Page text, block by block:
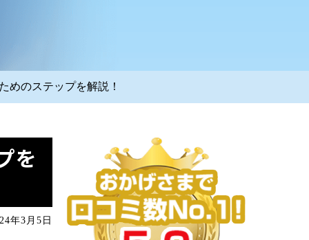
めのステップを解説！
を
年3月5日